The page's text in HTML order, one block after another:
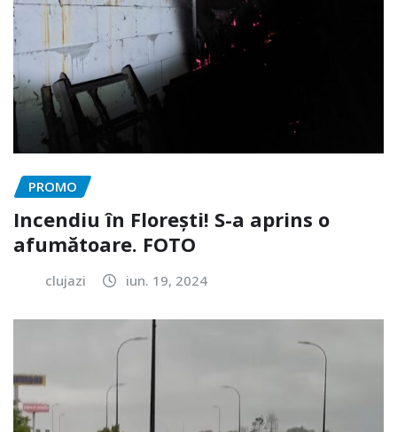
PROMO
Incendiu în Florești! S-a aprins o
afumătoare. FOTO
clujazi iun. 19, 2024